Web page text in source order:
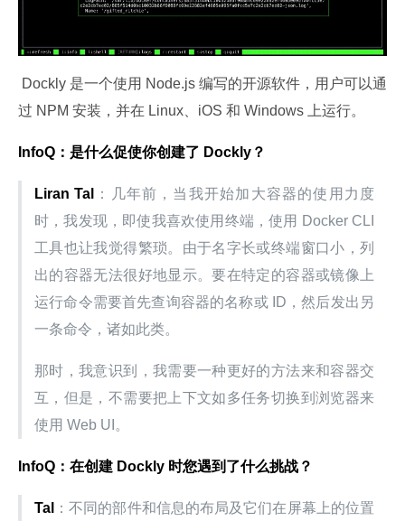
过 NPM 安装，并在 Linux、iOS 和 Windows 上运行。
InfoQ：是什么促使你创建了 Dockly？
Liran Tal
：几年前，当我开始加大容器的使用力度
时，我发现，即使我喜欢使用终端，使用 Docker CLI
工具也让我觉得繁琐。由于名字长或终端窗口小，列
出的容器无法很好地显示。要在特定的容器或镜像上
运行命令需要首先查询容器的名称或 ID，然后发出另
一条命令，诸如此类。
那时，我意识到，我需要一种更好的方法来和容器交
互，但是，不需要把上下文如多任务切换到浏览器来
使用 Web UI。
InfoQ：在创建 Dockly 时您遇到了什么挑战？
Tal
：不同的部件和信息的布局及它们在屏幕上的位置